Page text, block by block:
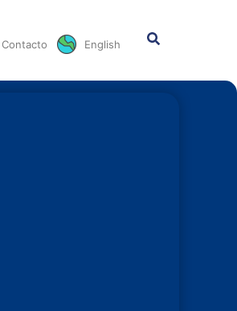
Contacto English